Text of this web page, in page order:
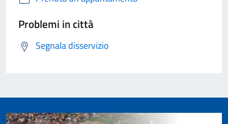
Problemi in città
Segnala disservizio